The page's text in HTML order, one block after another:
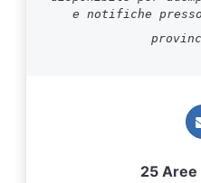
e notifiche presso
25